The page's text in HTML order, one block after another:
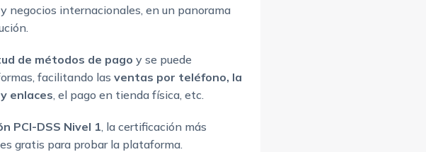
negocios internacionales, en un panorama
de métodos de pago y se puede
facilitando las ventas por teléfono, la
enlaces, el pago en tienda física, etc.
PCI-DSS Nivel 1, la certificación más
gratis para probar la plataforma.